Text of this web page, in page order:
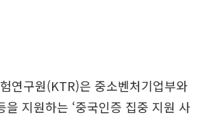
연구원(KTR)은 중소벤처기업부와
을 지원하는 ‘중국인증 집중 지원 사